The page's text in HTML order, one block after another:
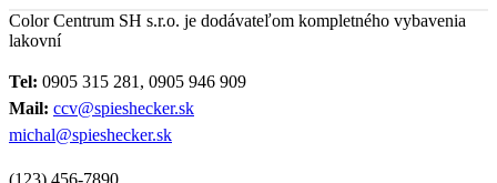
Color Centrum SH s.r.o. je dodávateľom kompletného vybavenia
lakovní
Tel: 0905 315 281, 0905 946 909
Mail: ccv@spieshecker.sk
michal@spieshecker.sk
(123) 456-7890